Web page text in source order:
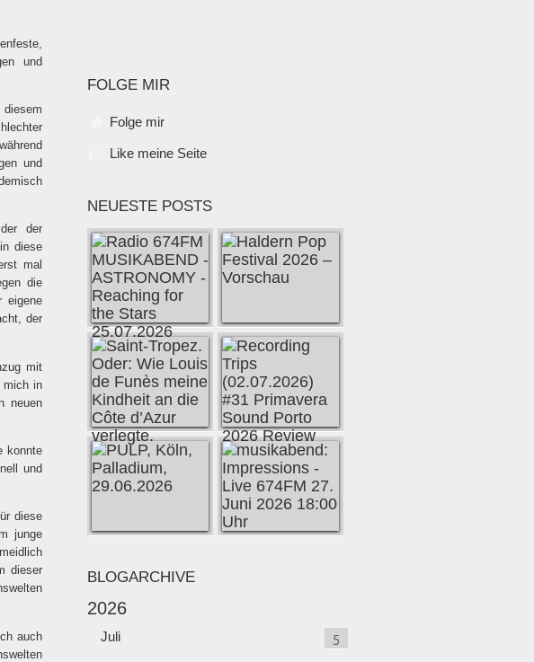
und
und
der
diese
mal
die
eigene
der
mit
mich in
neuen
konnte
und
diese
junge
dieser
auch
FOLGE MIR
Folge mir
Like meine Seite
NEUESTE POSTS
BLOGARCHIVE
2026
Juli 5